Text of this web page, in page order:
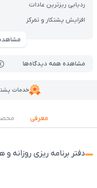
ردیابی ریزترین عادات
افزایش پشتکار و تمرکز
مشاهده همه دیدگاه‌ها
خدمات
معرفی
دفتر برنامه ریزی روزانه